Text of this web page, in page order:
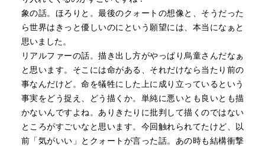
象の話。ほろりと。最後のクォートの想像と、そうだった
ら世界はきっと優しいのにという願望には、本当になぁと
思いました。
リアルファーの話。描き出し方がやっぱり烏童さんだなぁ
と思います。そこには命がある、それだけなら当たり前の
事なんだけど。命を犠牲にした上に成り立っているという
事実をどう捉え、どう描くか。単純に悪いとも良いとも描
かないんですよね。ありきたりに批判して描くのではない
ところがすごいなと思います。今回触れられてたけど、以
前「気がいい」とクォートが言った話。あの時も結構衝撃